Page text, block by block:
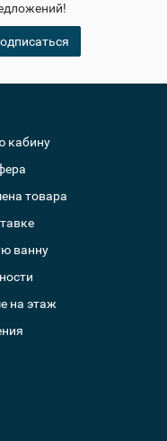
кабину
товара
ванну
на этаж